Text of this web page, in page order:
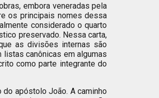
embora veneradas pela
os principais nomes dessa
considerado o quarto
preservado. Nessa carta,
as divisões internas são
listas canônicas em algumas
como parte integrante do
apóstolo João. A caminho